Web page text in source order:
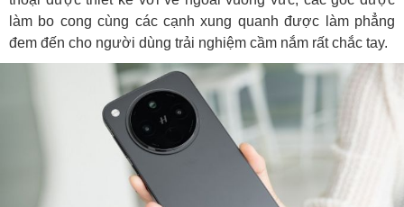
làm bo cong cùng các cạnh xung quanh được làm phẳng
đem đến cho người dùng trải nghiệm cầm nắm rất chắc tay.